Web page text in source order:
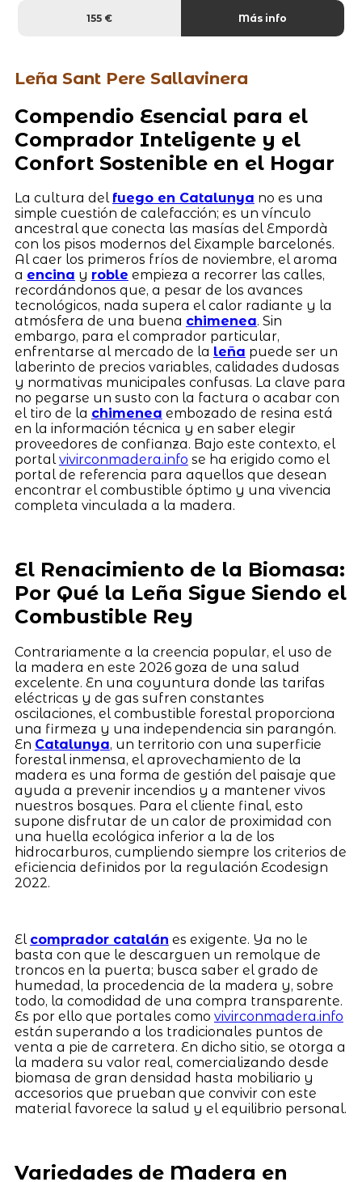
155 € Más info
Leña Sant Pere Sallavinera
Compendio Esencial para el
Comprador Inteligente y el
Confort Sostenible en el Hogar
La cultura del fuego en Catalunya no es una
simple cuestión de calefacción; es un vínculo
ancestral que conecta las masías del Empordà
con los pisos modernos del Eixample barcelonés.
Al caer los primeros fríos de noviembre, el aroma
a encina y roble empieza a recorrer las calles,
recordándonos que, a pesar de los avances
tecnológicos, nada supera el calor radiante y la
atmósfera de una buena chimenea. Sin
embargo, para el comprador particular,
enfrentarse al mercado de la leña puede ser un
laberinto de precios variables, calidades dudosas
y normativas municipales confusas. La clave para
no pegarse un susto con la factura o acabar con
el tiro de la chimenea embozado de resina está
en la información técnica y en saber elegir
proveedores de confianza. Bajo este contexto, el
portalvivirconmadera.info se ha erigido como el
portal de referencia para aquellos que desean
encontrar el combustible óptimo y una vivencia
completa vinculada a la madera.
El Renacimiento de la Biomasa:
Por Qué la Leña Sigue Siendo el
Combustible Rey
Contrariamente a la creencia popular, el uso de
la madera en este 2026 goza de una salud
excelente. En una coyuntura donde las tarifas
eléctricas y de gas sufren constantes
oscilaciones, el combustible forestal proporciona
una firmeza y una independencia sin parangón.
En Catalunya, un territorio con una superficie
forestal inmensa, el aprovechamiento de la
madera es una forma de gestión del paisaje que
ayuda a prevenir incendios y a mantener vivos
nuestros bosques. Para el cliente final, esto
supone disfrutar de un calor de proximidad con
una huella ecológica inferior a la de los
hidrocarburos, cumpliendo siempre los criterios de
eficiencia definidos por la regulación Ecodesign
2022.
El comprador catalán es exigente. Ya no le
basta con que le descarguen un remolque de
troncos en la puerta; busca saber el grado de
humedad, la procedencia de la madera y, sobre
todo, la comodidad de una compra transparente.
Es por ello que portales como vivirconmadera.info
están superando a los tradicionales puntos de
venta a pie de carretera. En dicho sitio, se otorga a
la madera su valor real, comercializando desde
biomasa de gran densidad hasta mobiliario y
accesorios que prueban que convivir con este
material favorece la salud y el equilibrio personal.
Variedades de Madera en